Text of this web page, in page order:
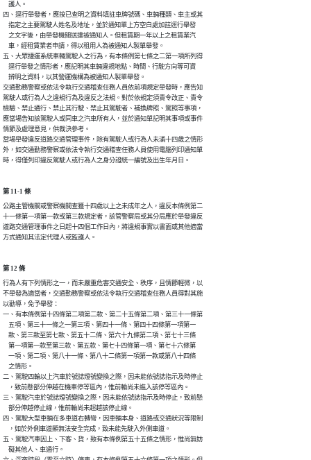
    護人。
四、逕行舉發者，應按已查明之資料填註車牌號碼、車輛種類、車主或其
    指定之主要駕駛人姓名及地址，並於通知單上方空白處加註逕行舉發
    之文字後，由舉發機關送達被通知人。但租賃期一年以上之租賃業汽
    車，經租賃業者申請，得以租用人為被通知人製單舉發。
五、大眾捷運系統車輛駕駛人之行為，有本條例第七條之二第一項所列得
    逕行舉發之情形者，應記明其車輛違規地點、時間、行駛方向等可資
    辨明之資料，以其營運機構為被通知人製單舉發。
交通勤務警察或依法令執行交通稽查任務人員依前項規定舉發時，應告知
駕駛人或行為人之違規行為及違反之法規。對於依規定須責令改正、責令
檢驗、禁止通行、禁止其行駛、禁止其駕駛者、補換牌照、駕照等事項，
應當場告知該駕駛人或同車之汽車所有人，並於通知單記明其事項或事件
情節及處理意見，供裁決參考。
當場舉發違反道路交通管理事件，除有駕駛人或行為人未滿十四歲之情形
外，如交通勤務警察或依法令執行交通稽查任務人員使用電腦列印通知單
時，得僅列印違反駕駛人或行為人之身分證統一編號及出生年月日。
第 11-1 條
公路主管機關或警察機關查獲十四歲以上之未成年之人，違反本條例第二
十一條第一項第一款或第三款規定者，該管警察局或其分局應於舉發違反
道路交通管理事件之日起十四個工作日內，將違規事實以書面或其他適當
方式通知其法定代理人或監護人。
第 12 條
行為人有下列情形之一，而未嚴重危害交通安全、秩序，且情節輕微，以
不舉發為適當者，交通勤務警察或依法令執行交通稽查任務人員得對其施
以勸導，免予舉發：
一、有本條例第十四條第二項第二款、第二十五條第二項、第三十一條第
    五項、第三十一條之一第三項、第四十一條、第四十四條第一項第一
    款、第三款至第七款、第五十二條、第六十九條第二項、第七十三條
    第一項第一款至第三款、第五款、第七十四條第一項、第七十六條第
    一項、第二項、第八十一條、第八十二條第一項第一款或第八十四條
    之情形。
二、駕駛四輪以上汽車於號誌燈號變換之際，因未能依號誌指示及時停止
    ，致前懸部分伸越在機車停等區內，惟前輪尚未進入該停等區內。
三、駕駛汽車於號誌燈號變換之際，因未能依號誌指示及時停止，致前懸
    部分伸越停止線，惟前輪尚未超越該停止線。
四、駕駛大型車輛在多車道右轉彎，因車輛本身、道路或交通狀況等限制
    ，如於外側車道顯無法安全完成，致未能先駛入外側車道。
五、駕駛汽車因上、下客、貨，致有本條例第五十五條之情形，惟尚無妨
    礙其他人、車通行。